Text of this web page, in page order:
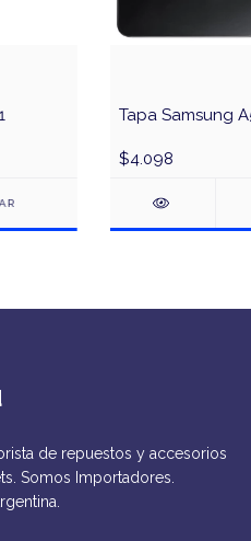
Tapa Samsung
$4.098
de repuestos y accesorios
Somos Importadores.